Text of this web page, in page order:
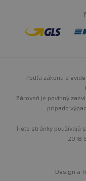
Podľa zákona o
Zároveň je povinný
prípade
Tieto stránky používajú
2018
Design a